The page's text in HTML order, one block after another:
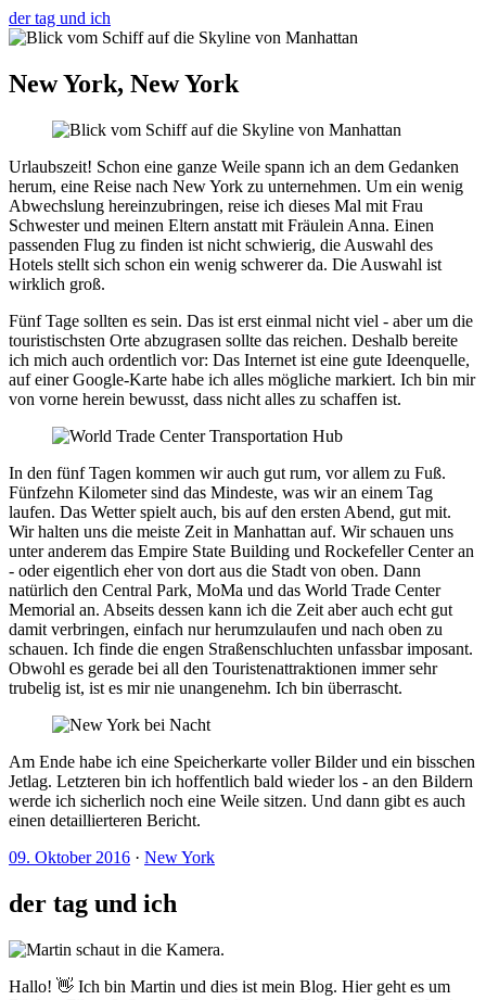
der tag und ich
New York, New York
Urlaubszeit! Schon eine ganze Weile spann ich an dem Gedanken
herum, eine Reise nach New York zu unternehmen. Um ein wenig
Abwechslung hereinzubringen, reise ich dieses Mal mit Frau
Schwester und meinen Eltern anstatt mit Fräulein Anna. Einen
passenden Flug zu finden ist nicht schwierig, die Auswahl des
Hotels stellt sich schon ein wenig schwerer da. Die Auswahl ist
wirklich groß.
Fünf Tage sollten es sein. Das ist erst einmal nicht viel - aber um die
touristischsten Orte abzugrasen sollte das reichen. Deshalb bereite
ich mich auch ordentlich vor: Das Internet ist eine gute Ideenquelle,
auf einer Google-Karte habe ich alles mögliche markiert. Ich bin mir
von vorne herein bewusst, dass nicht alles zu schaffen ist.
In den fünf Tagen kommen wir auch gut rum, vor allem zu Fuß.
Fünfzehn Kilometer sind das Mindeste, was wir an einem Tag
laufen. Das Wetter spielt auch, bis auf den ersten Abend, gut mit.
Wir halten uns die meiste Zeit in Manhattan auf. Wir schauen uns
unter anderem das Empire State Building und Rockefeller Center an
- oder eigentlich eher von dort aus die Stadt von oben. Dann
natürlich den Central Park, MoMa und das World Trade Center
Memorial an. Abseits dessen kann ich die Zeit aber auch echt gut
damit verbringen, einfach nur herumzulaufen und nach oben zu
schauen. Ich finde die engen Straßenschluchten unfassbar imposant.
Obwohl es gerade bei all den Touristenattraktionen immer sehr
trubelig ist, ist es mir nie unangenehm. Ich bin überrascht.
Am Ende habe ich eine Speicherkarte voller Bilder und ein bisschen
Jetlag. Letzteren bin ich hoffentlich bald wieder los - an den Bildern
werde ich sicherlich noch eine Weile sitzen. Und dann gibt es auch
einen detaillierteren Bericht.
09. Oktober 2016 · New York
der tag und ich
Hallo! 👋 Ich bin Martin und dies ist mein Blog. Hier geht es um